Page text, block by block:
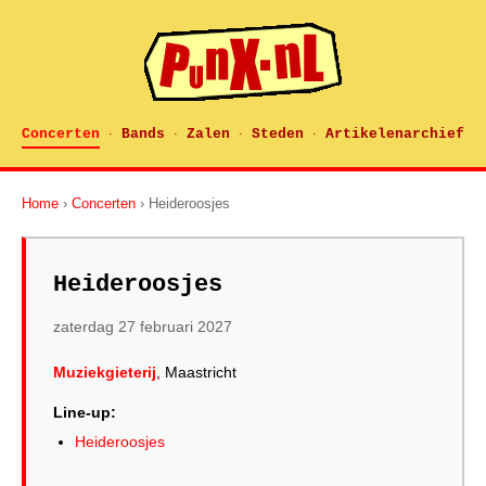
Concerten · Bands · Zalen · Steden · Artikelenarchief
Home › Concerten › Heideroosjes
Heideroosjes
zaterdag 27 februari 2027
Muziekgieterij , Maastricht
Line-up:
Heideroosjes